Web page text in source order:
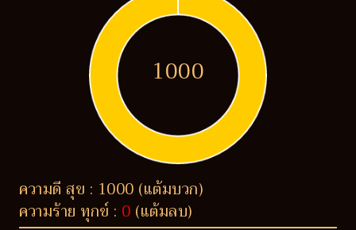
1000
ความดี สุข : 1000 (แต้มบวก)
ความร้าย ทุกข์ : 0 (แต้มลบ)